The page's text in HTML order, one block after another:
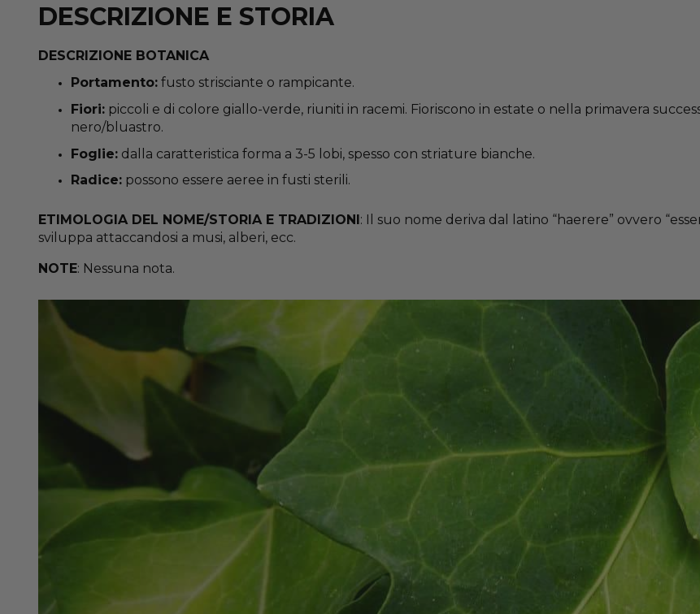
DESCRIZIONE E STORIA
DESCRIZIONE BOTANICA
Portamento: fusto strisciante o rampicante.
Fiori: piccoli e di colore giallo-verde, riuniti in racemi. Fioriscono in estate o nella primavera
nero/bluastro.
Foglie: dalla caratteristica forma a 3-5 lobi, spesso con striature bianche.
Radice: possono essere aeree in fusti sterili.
ETIMOLOGIA DEL NOME/STORIA E TRADIZIONI : Il suo nome deriva dal latino “haerere” ovvero
sviluppa attaccandosi a musi, alberi, ecc.
NOTE: Nessuna nota.